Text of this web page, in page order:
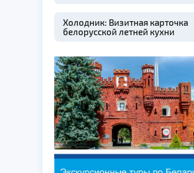
Холодник: Визитная карточка
белорусской летней кухни